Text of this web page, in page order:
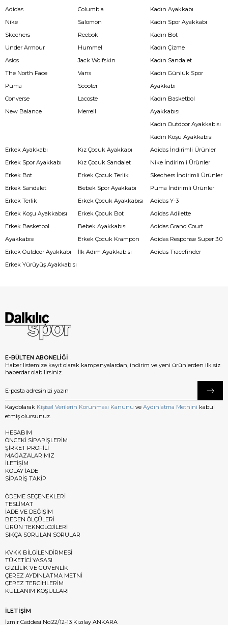
Adidas
Nike
Skechers
Under Armour
Asics
The North Face
Puma
Converse
New Balance
Columbia
Salomon
Reebok
Hummel
Jack Wolfskin
Vans
Scooter
Lacoste
Merrell
Kadın Ayakkabı
Kadın Spor Ayakkabı
Kadın Bot
Kadın Çizme
Kadın Sandalet
Kadın Günlük Spor
Ayakkabı
Kadın Basketbol
Ayakkabısı
Kadın Outdoor Ayakkabısı
Kadın Koşu Ayakkabısı
Erkek Ayakkabı
Erkek Spor Ayakkabı
Erkek Bot
Erkek Sandalet
Erkek Terlik
Erkek Koşu Ayakkabısı
Erkek Basketbol
Ayakkabısı
Erkek Outdoor Ayakkabı
Erkek Yürüyüş Ayakkabısı
Kız Çocuk Ayakkabı
Kız Çocuk Sandalet
Erkek Çocuk Terlik
Bebek Spor Ayakkabı
Erkek Çocuk Ayakkabısı
Erkek Çocuk Bot
Bebek Ayakkabısı
Erkek Çocuk Krampon
İlk Adım Ayakkabısı
Adidas İndirimli Ürünler
Nike İndirimli Ürünler
Skechers İndirimli Ürünler
Puma İndirimli Ürünler
Adidas Y-3
Adidas Adilette
Adidas Grand Court
Adidas Response Super 3.0
Adidas Tracefinder
E-BÜLTEN ABONELİĞİ
Haber listemize kayıt olarak kampanyalardan, indirim ve yeni ürünlerden ilk siz
haberdar olabilirsiniz.
Kaydolarak Kişisel Verilerin Korunması Kanunu ve Aydınlatma Metnini kabul
etmiş olursunuz.
HESABIM
ÖNCEKİ SİPARİŞLERİM
ŞİRKET PROFİLİ
MAĞAZALARIMIZ
İLETİŞİM
KOLAY İADE
SİPARİŞ TAKİP
ÖDEME SEÇENEKLERİ
TESLİMAT
İADE VE DEĞİŞİM
BEDEN ÖLÇÜLERİ
ÜRÜN TEKNOLOJİLERİ
SIKÇA SORULAN SORULAR
KVKK BİLGİLENDİRMESİ
TÜKETİCİ YASASI
GİZLİLİK VE GÜVENLİK
ÇEREZ AYDINLATMA METNİ
ÇEREZ TERCİHLERİM
KULLANIM KOŞULLARI
İLETİŞİM
İzmir Caddesi No:22/12-13 Kızılay ANKARA